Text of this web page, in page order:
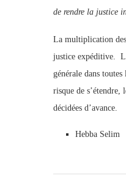
de rendre la justice
La multiplication des
justice expéditive.
générale dans
risque de s’étendre,
décidées d’avance.
Hebba Selim